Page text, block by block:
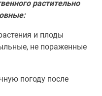
растительно
и плоды
не пораженные
погоду после